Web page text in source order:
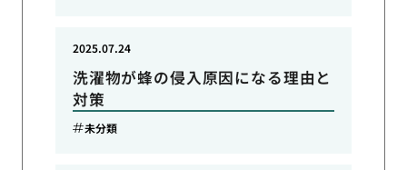
洗濯物が蜂の侵入原因になる理由と
対策
2025.07.24
未分類